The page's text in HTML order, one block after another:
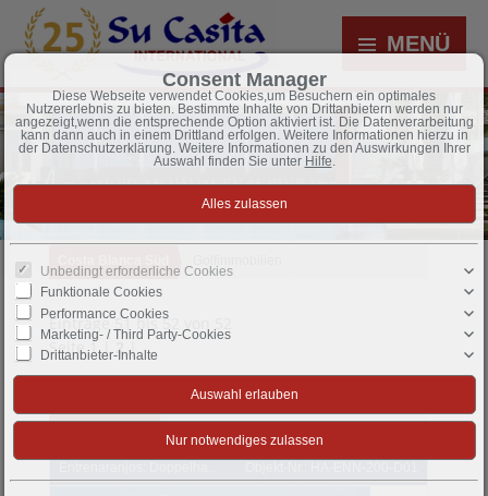
MENÜ
52 Objekte gefunden
Einträge 51 bis 52 von 52
Seite1| 2|
Consent Manager
Diese Webseite verwendet Cookies,um Besuchern ein optimales
Nutzererlebnis zu bieten. Bestimmte Inhalte von Drittanbietern werden nur
angezeigt,wenn die entsprechende Option aktiviert ist. Die Datenverarbeitung
kann dann auch in einem Drittland erfolgen. Weitere Informationen hierzu in
der Datenschutzerklärung. Weitere Informationen zu den Auswirkungen Ihrer
Auswahl finden Sie unter Hilfe.
Unbedingt erforderliche Cookies
Funktionale Cookies
Performance Cookies
Marketing- / Third Party-Cookies
Drittanbieter-Inhalte